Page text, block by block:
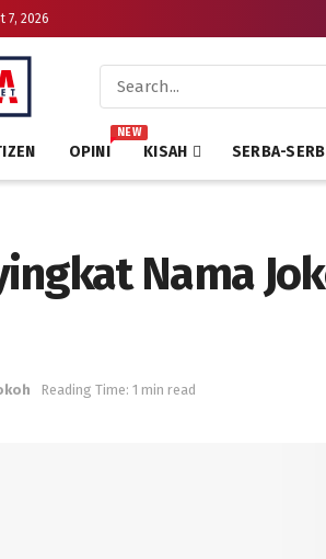
7, 2026
OPINI
NEW
KISAH SERBA-
Nama
Reading Time: 1 min read